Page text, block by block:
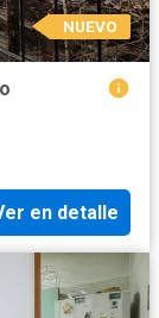
NUEVO
en detalle